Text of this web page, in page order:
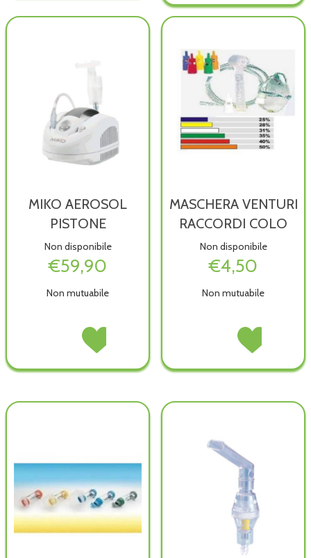
è
wishlist
400150 non400150 alla
MIKO AEROSOL
PISTONE
Non disponibile
€59,90
Non mutuabile
AEROSOL
è
Acquista MIKO
AEROSOL
wishlist
MASCHERA VENTURI
RACCORDI COLO
Non disponibile
€4,50
Non mutuabile
MASCHERA
VENTURI
COLO non
disponibile
Acquista
VENTURI
COLO alla